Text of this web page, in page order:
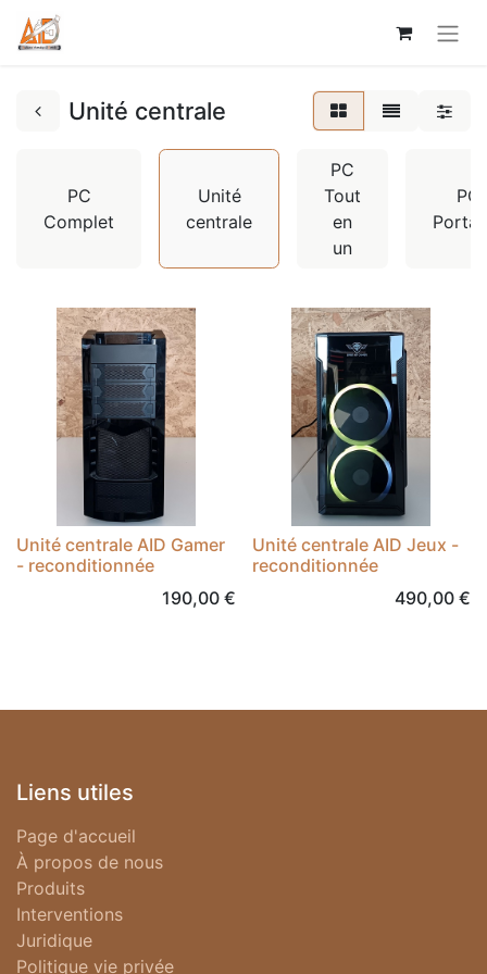
Unité centrale
PC
Complet
Unité
centrale
PC
Tout
en
un
PC
Unité centrale AID Gamer
- reconditionnée
190,00€
Unité centrale AID Jeux -
reconditionnée
490,00 €
Liens utiles
Page d'accueil
À propos de nous
Produits
Interventions
Juridique
Politique vie privée